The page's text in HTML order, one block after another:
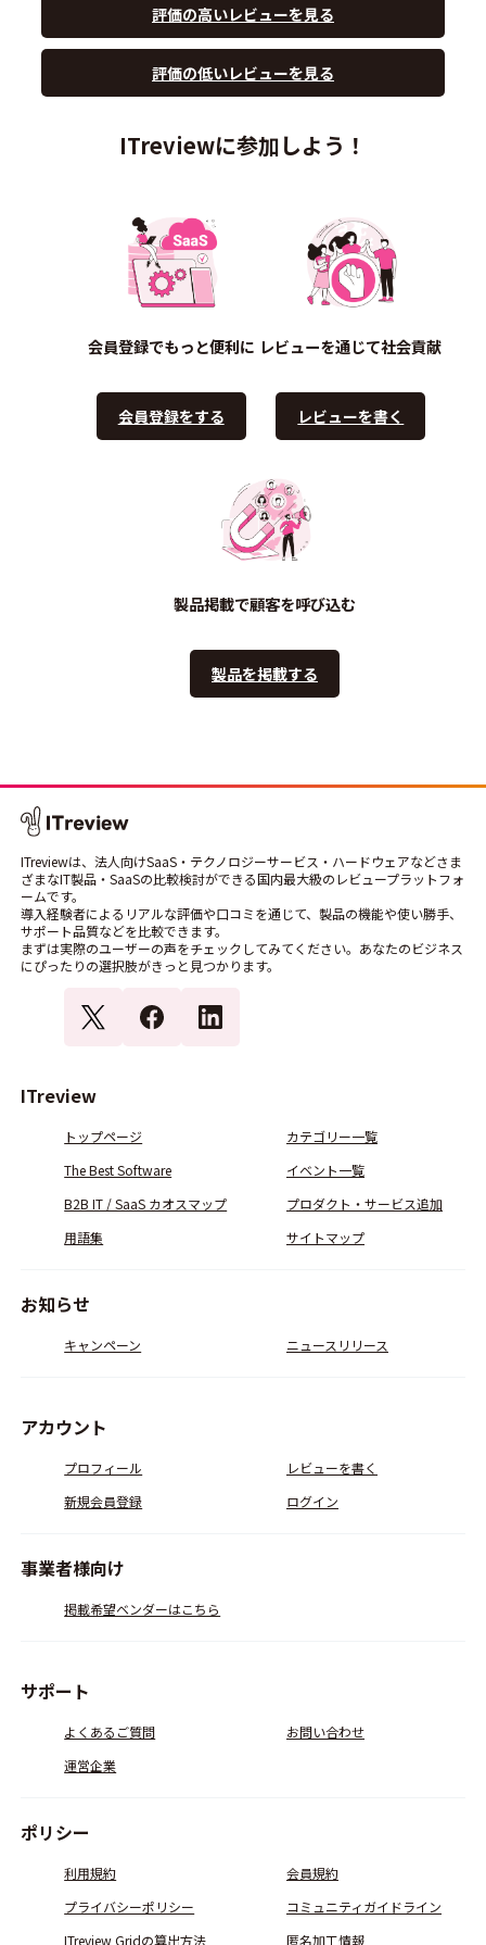
評価の高いレビューを見る
評価の低いレビューを見る
ITreviewに参加しよう！
会員登録でもっと便利に
会員登録をする
レビューを通じて社会貢献
レビューを書く
製品掲載で顧客を呼び込む
製品を掲載する
ITreviewは、法人向けSaaS・テクノロジーサービス・ハードウェアなどさま
ざまなIT製品・SaaSの比較検討ができる国内最大級のレビュープラットフォ
ームです。
導入経験者によるリアルな評価や口コミを通じて、製品の機能や使い勝手、
サポート品質などを比較できます。
まずは実際のユーザーの声をチェックしてみてください。あなたのビジネス
にぴったりの選択肢がきっと見つかります。
ITreview
トップページ
カテゴリー一覧
The Best Software
イベント一覧
B2B IT / SaaS カオスマップ
プロダクト・サービス追加
用語集
サイトマップ
お知らせ
キャンペーン ニュースリリース
アカウント
プロフィール
レビューを書く
新規会員登録
ログイン
事業者様向け
掲載希望ベンダーはこちら
サポート
よくあるご質問
お問い合わせ
運営企業
ポリシー
利用規約
会員規約
プライバシーポリシー
コミュニティガイドライン
ITreview Gridの算出方法
匿名加工情報